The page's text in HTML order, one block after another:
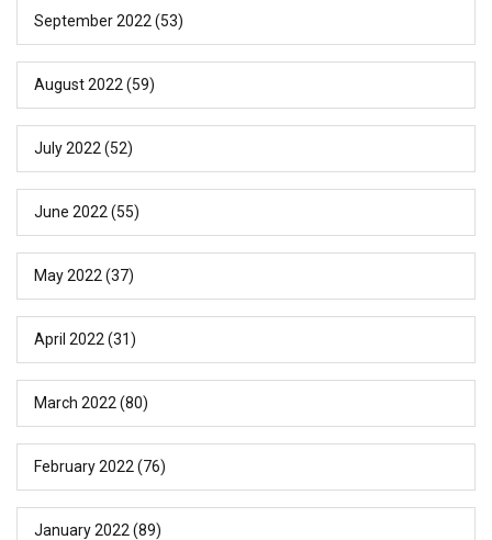
September 2022 (53)
August 2022 (59)
July 2022 (52)
June 2022 (55)
May 2022 (37)
April 2022 (31)
March 2022 (80)
February 2022 (76)
January 2022 (89)